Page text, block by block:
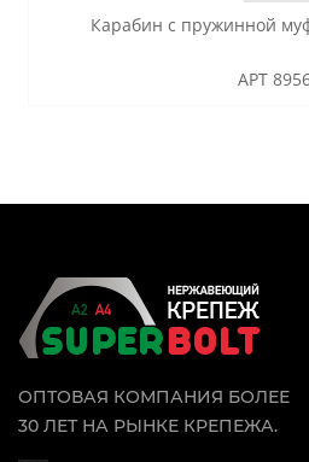
Карабин с пружинной
АРТ
ОПТОВАЯ КОМПАНИЯ БОЛЕЕ
30 ЛЕТ НА РЫНКЕ КРЕПЕЖА.